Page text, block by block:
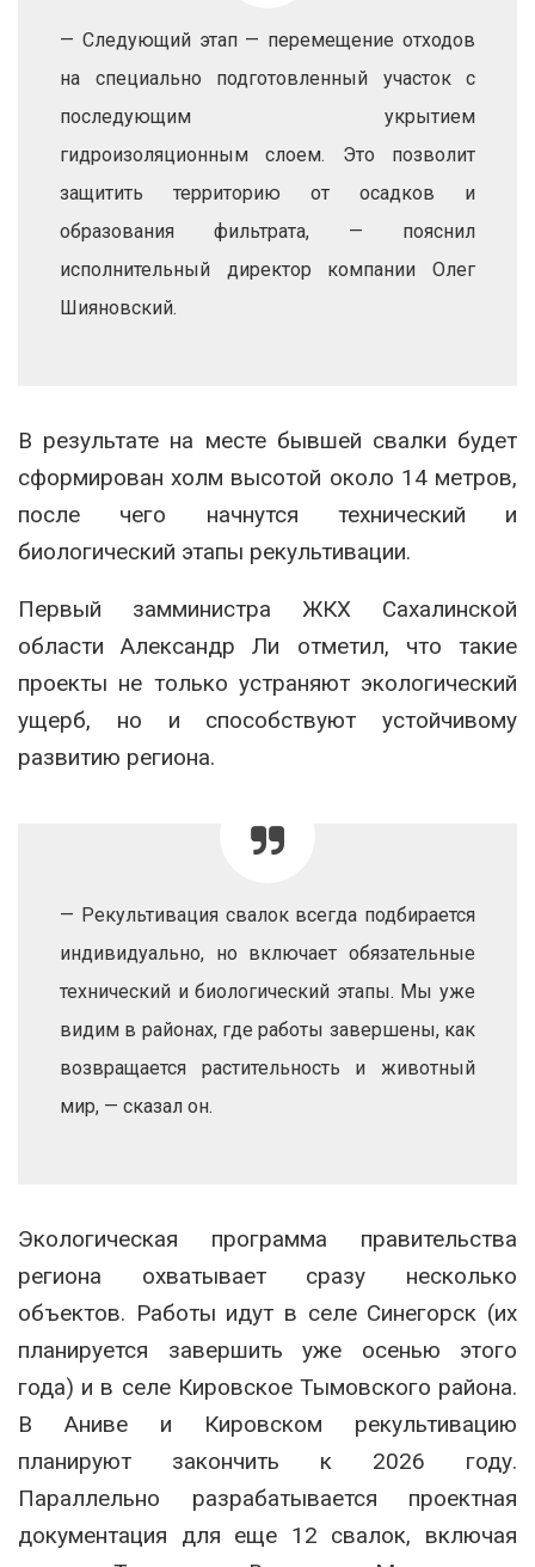
— Следующий этап — перемещение отходов
на специально подготовленный участок с
последующим укрытием
гидроизоляционным слоем. Это позволит
защитить территорию от осадков и
образования фильтрата, — пояснил
исполнительный директор компании Олег
Шияновский.
В результате на месте бывшей свалки будет
сформирован холм высотой около 14 метров,
после чего начнутся технический и
биологический этапы рекультивации.
Первый замминистра ЖКХ Сахалинской
области Александр Ли отметил, что такие
проекты не только устраняют экологический
ущерб, но и способствуют устойчивому
развитию региона.
— Рекультивация свалок всегда подбирается
индивидуально, но включает обязательные
технический и биологический этапы. Мы уже
видим в районах, где работы завершены, как
возвращается растительность и животный
мир, — сказал он.
Экологическая программа правительства
региона охватывает сразу несколько
объектов. Работы идут в селе Синегорск (их
планируется завершить уже осенью этого
года) и в селе Кировское Тымовского района.
В Аниве и Кировском рекультивацию
планируют закончить к 2026 году.
Параллельно разрабатывается проектная
документация для еще 12 свалок, включая